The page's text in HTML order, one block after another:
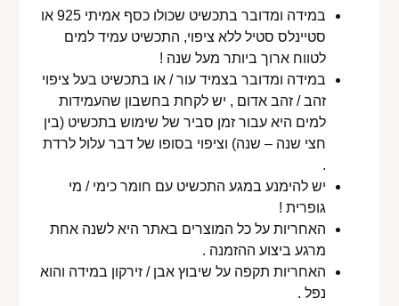
במידה ומדובר בתכשיט שכולו כסף אמיתי 925 או
סטיינלס סטיל ללא ציפוי, התכשיט עמיד למים
לטווח ארוך ביותר מעל שנה !
במידה ומדובר בצמיד עור / או בתכשיט בעל ציפוי
זהב / זהב אדום , יש לקחת בחשבון שהעמידות
למים היא עבור זמן סביר של שימוש בתכשיט (בין
חצי שנה – שנה) וציפוי בסופו של דבר עלול לרדת
.
יש להימנע במגע התכשיט עם חומר כימי / מי
גופרית !
האחריות על כל המוצרים באתר היא לשנה אחת
מרגע ביצוע ההזמנה .
האחריות תקפה על שיבוץ אבן / זירקון במידה והוא
נפל .